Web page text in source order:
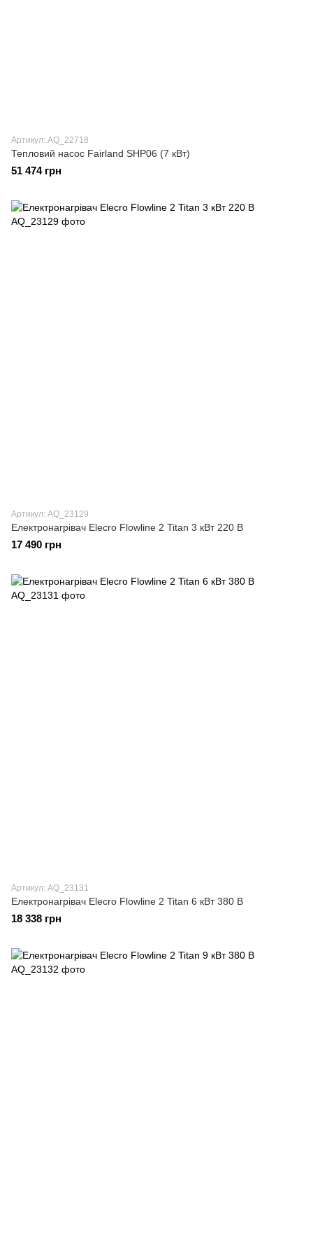
Артикул: AQ_22718
Тепловий насос Fairland SHP06 (7 кВт)
51 474 грн
Артикул: AQ_23129
Електронагрівач Elecro Flowline 2 Titan 3 кВт 220 В
17 490 грн
Артикул: AQ_23131
Електронагрівач Elecro Flowline 2 Titan 6 кВт 380 В
18 338 грн